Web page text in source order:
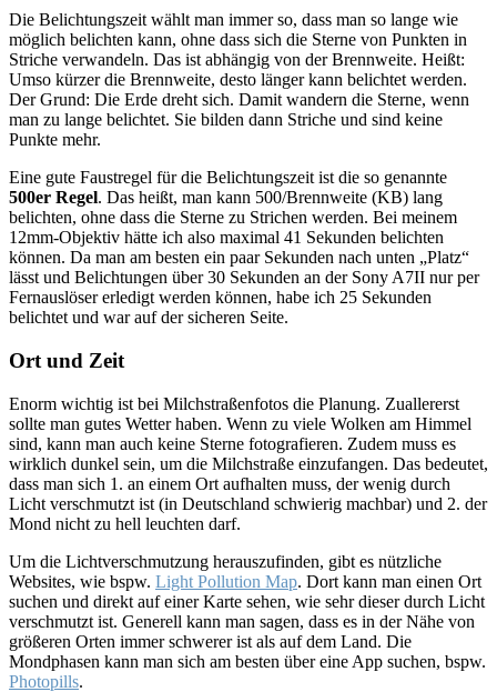
Die Belichtungszeit wählt man immer so, dass man so lange wie
möglich belichten kann, ohne dass sich die Sterne von Punkten in
Striche verwandeln. Das ist abhängig von der Brennweite. Heißt:
Umso kürzer die Brennweite, desto länger kann belichtet werden.
Der Grund: Die Erde dreht sich. Damit wandern die Sterne, wenn
man zu lange belichtet. Sie bilden dann Striche und sind keine
Punkte mehr.
Eine gute Faustregel für die Belichtungszeit ist die so genannte
500er Regel. Das heißt, man kann 500/Brennweite (KB) lang
belichten, ohne dass die Sterne zu Strichen werden. Bei meinem
12mm-Objektiv hätte ich also maximal 41 Sekunden belichten
können. Da man am besten ein paar Sekunden nach unten „Platz“
lässt und Belichtungen über 30 Sekunden an der Sony A7II nur per
Fernauslöser erledigt werden können, habe ich 25 Sekunden
belichtet und war auf der sicheren Seite.
Ort und Zeit
Enorm wichtig ist bei Milchstraßenfotos die Planung. Zuallererst
sollte man gutes Wetter haben. Wenn zu viele Wolken am Himmel
sind, kann man auch keine Sterne fotografieren. Zudem muss es
wirklich dunkel sein, um die Milchstraße einzufangen. Das bedeutet,
dass man sich 1. an einem Ort aufhalten muss, der wenig durch
Licht verschmutzt ist (in Deutschland schwierig machbar) und 2. der
Mond nicht zu hell leuchten darf.
Um die Lichtverschmutzung herauszufinden, gibt es nützliche
Websites, wie bspw. Light Pollution Map. Dort kann man einen Ort
suchen und direkt auf einer Karte sehen, wie sehr dieser durch Licht
verschmutzt ist. Generell kann man sagen, dass es in der Nähe von
größeren Orten immer schwerer ist als auf dem Land. Die
Mondphasen kann man sich am besten über eine App suchen, bspw.
Photopills.